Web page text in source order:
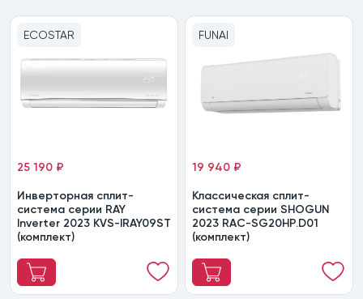
ECOSTAR
Инверторная сплит-
система серии RAY
Inverter 2023 KVS-IRAY09ST
(комплект)
25 190 ₽
FUNAI
Классическая сплит-
система серии SHOGUN
2023 RAC-SG20HP.D01
(комплект)
19 940 ₽